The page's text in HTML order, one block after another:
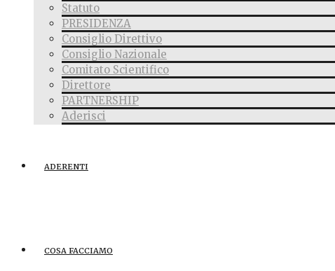
Statuto
PRESIDENZA
Consiglio Direttivo
Consiglio Nazionale
Comitato Scientifico
Direttore
PARTNERSHIP
Aderisci
ADERENTI
COSA FACCIAMO